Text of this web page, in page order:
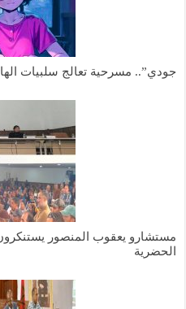
جودي”.. مسرحية تعالج سلبيات
مستشارو يعقوب المنصور
الحضرية